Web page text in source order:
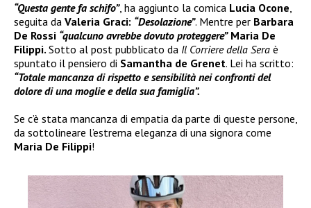
“Questa gente fa schifo”, ha aggiunto la comica Lucia Ocone,
seguita da Valeria Graci: “Desolazione”. Mentre per Barbara
De Rossi “qualcuno avrebbe dovuto proteggere” Maria De
Filippi. Sotto al post pubblicato da Il Corriere della Sera è
spuntato il pensiero di Samantha de Grenet. Lei ha scritto:
“Totale mancanza di rispetto e sensibilità nei confronti del
dolore di una moglie e della sua famiglia”.
Se c’è stata mancanza di empatia da parte di queste persone,
da sottolineare l’estrema eleganza di una signora come
Maria De Filippi!